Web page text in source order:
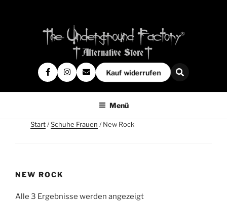
Kauf widerrufen
Menü
Start/Schuhe Frauen / New Rock
NEW ROCK
Alle 3 Ergebnisse werden angezeigt